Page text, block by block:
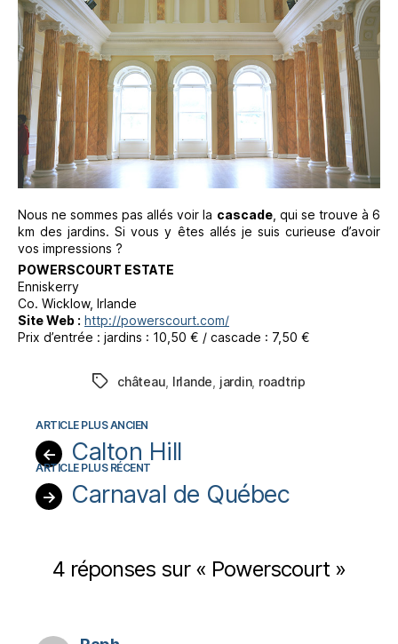
Nous ne sommes pas allés voir la cascade, qui se trouve à 6
km des jardins. Si vous y êtes allés je suis curieuse d’avoir
vos impressions ?
POWERSCOURT ESTATE
Enniskerry
Co. Wicklow, Irlande
Site Web : http://powerscourt.com/
Prix d’entrée : jardins : 10,50 € / cascade : 7,50 €
Étiquettes
château Irlande jardin, roadtrip
← Calton Hill
→ Carnaval de Québec
4 réponses sur « Powerscourt »